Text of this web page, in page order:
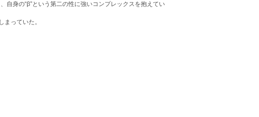
身の“β”という第二の性に強いコンプレックスを抱えてい
っていた。